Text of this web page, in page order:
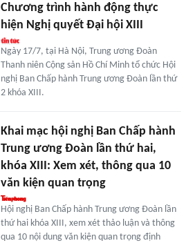
Chương trình hành động thực
hiện Nghị quyết Đại hội XIII
Ngày 17/7, tại Hà Nội, Trung ương Đoàn
Thanh niên Cộng sản Hồ Chí Minh tổ chức Hội
nghị Ban Chấp hành Trung ương Đoàn lần thứ
2 khóa XIII.
Khai mạc hội nghị Ban Chấp hành
Trung ương Đoàn lần thứ hai,
khóa XIII: Xem xét, thông qua 10
văn kiện quan trọng
Hội nghị Ban Chấp hành Trung ương Đoàn lần
thứ hai khóa XIII, xem xét thảo luận và thông
qua 10 nội dung văn kiện quan trọng định